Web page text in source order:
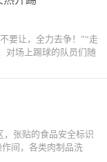
要让，全力去争！”“走
对场上踢球的队员们随
张贴的食品安全标识
间，各类肉制品洗